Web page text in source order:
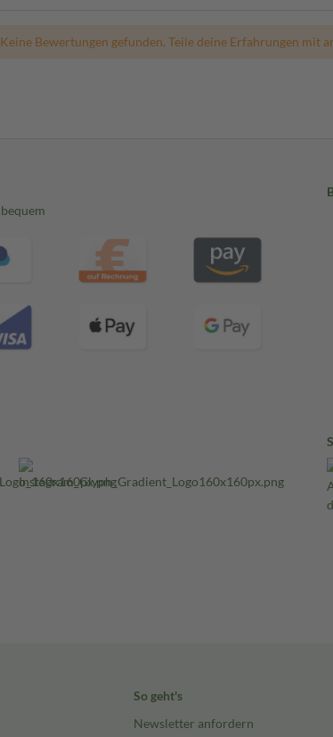
Keine Bewertungen gefunden. Teile deine Erfahrungen mit
So geht's
Newsletter anfordern